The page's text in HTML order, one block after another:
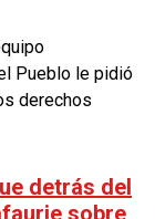
Pueblo le pidió
derechos
detrás del
sobre